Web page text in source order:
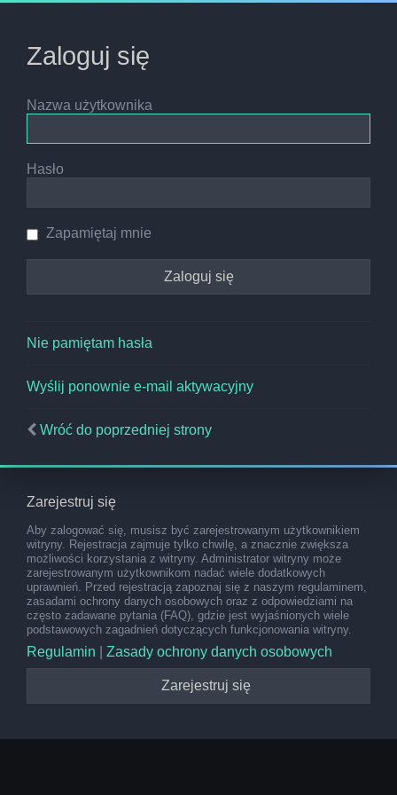
Zaloguj się
Nazwa użytkownika
Hasło
Zapamiętaj mnie
Nie pamiętam hasła
Wyślij ponownie e-mail aktywacyjny
Wróć do poprzedniej strony
Zarejestruj się
Aby zalogować się, musisz być zarejestrowanym użytkownikiem
witryny. Rejestracja zajmuje tylko chwilę, a znacznie zwiększa
możliwości korzystania z witryny. Administrator witryny może
zarejestrowanym użytkownikom nadać wiele dodatkowych
uprawnień. Przed rejestracją zapoznaj się z naszym regulaminem,
zasadami ochrony danych osobowych oraz z odpowiedziami na
często zadawane pytania (FAQ), gdzie jest wyjaśnionych wiele
podstawowych zagadnień dotyczących funkcjonowania witryny.
Regulamin Zasady ochrony danych osobowych
Zarejestruj się